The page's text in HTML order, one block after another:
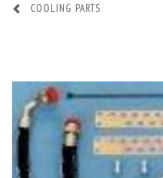
COOLING PARTS